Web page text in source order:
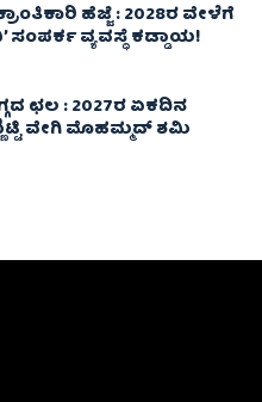
ಹೆಜ್ಜೆ : 2028ರ ವೇಳೆಗೆ
ಸಂಪರ್ಕ ವ್ಯವಸ್ಥೆ ಕಡ್ಡಾಯ!
ಛಲ : 2027ರ ಏಕದಿನ
ವೇಗಿ ಮೊಹಮ್ಮದ್ ಶಮಿ